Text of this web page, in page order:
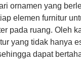
ornamen yang
elemen furnitur
pada ruang. Oleh
yang tidak hanya
dapat